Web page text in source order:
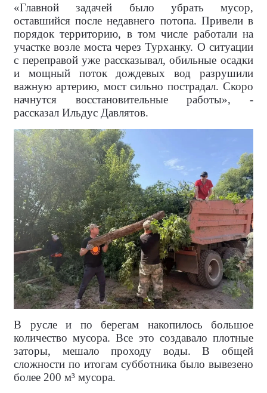
«Главной задачей было убрать мусор,
оставшийся после недавнего потопа. Привели в
порядок территорию, в том числе работали на
участке возле моста через Турханку. О ситуации
с переправой уже рассказывал, обильные осадки
и мощный поток дождевых вод разрушили
важную артерию, мост сильно пострадал. Скоро
начнутся восстановительные работы», -
рассказал Ильдус Давлятов.
В русле и по берегам накопилось большое
количество мусора. Все это создавало плотные
заторы, мешало проходу воды. В общей
сложности по итогам субботника было вывезено
более 200 м³ мусора.